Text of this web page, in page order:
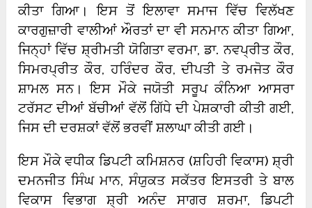
ਕੀਤਾ ਗਿਆ। ਇਸ ਤੋਂ ਇਲਾਵਾ ਸਮਾਜ ਵਿੱਚ ਵਿਲੱਖਣ
ਕਾਰਗੁਜ਼ਾਰੀ ਵਾਲੀਆਂ ਔਰਤਾਂ ਦਾ ਵੀ ਸਨਮਾਨ ਕੀਤਾ ਗਿਆ,
ਜਿਨ੍ਹਾਂ ਵਿੱਚ ਸ਼੍ਰੀਮਤੀ ਯੋਗਿਤਾ ਵਰਮਾ, ਡਾ. ਨਵਪ੍ਰੀਤ ਕੌਰ,
ਸਿਮਰਪ੍ਰੀਤ ਕੌਰ, ਹਰਿੰਦਰ ਕੌਰ, ਦੀਪਤੀ ਤੇ ਰਮਜੋਤ ਕੌਰ
ਸ਼ਾਮਲ ਸਨ। ਇਸ ਮੌਕੇ ਜਯੋਤੀ ਸਰੂਪ ਕੰਨਿਆ ਆਸਰਾ
ਟਰੱਸਟ ਦੀਆਂ ਬੱਚੀਆਂ ਵੱਲੋਂ ਗਿੱਧੇ ਦੀ ਪੇਸ਼ਕਾਰੀ ਕੀਤੀ ਗਈ,
ਜਿਸ ਦੀ ਦਰਸ਼ਕਾਂ ਵੱਲੋਂ ਭਰਵੀਂ ਸ਼ਲਾਘਾ ਕੀਤੀ ਗਈ।
ਇਸ ਮੌਕੇ ਵਧੀਕ ਡਿਪਟੀ ਕਮਿਸ਼ਨਰ (ਸ਼ਹਿਰੀ ਵਿਕਾਸ) ਸ਼੍ਰੀ
ਦਮਨਜੀਤ ਸਿੰਘ ਮਾਨ, ਸੰਯੁਕਤ ਸਕੱਤਰ ਇਸਤਰੀ ਤੇ ਬਾਲ
ਵਿਕਾਸ ਵਿਭਾਗ ਸ਼੍ਰੀ ਅਨੰਦ ਸਾਗਰ ਸ਼ਰਮਾ, ਡਿਪਟੀ